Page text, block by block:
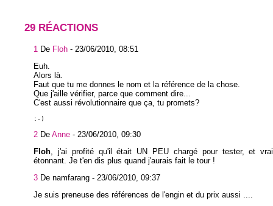
29 RÉACTIONS
1 De Floh - 23/06/2010, 08:51
Euh.
Alors là.
Faut que tu me donnes le nom et la référence de la chose.
Que j'aille vérifier, parce que comment dire...
C'est aussi révolutionnaire que ça, tu promets?
:-)
2 De Anne - 23/06/2010, 09:30
Floh, j'ai profité qu'il était UN PEU chargé pour tester, et
étonnant. Je t'en dis plus quand j'aurais fait le tour !
3 De namfarang - 23/06/2010, 09:37
Je suis preneuse des références de l'engin et du prix aussi ....